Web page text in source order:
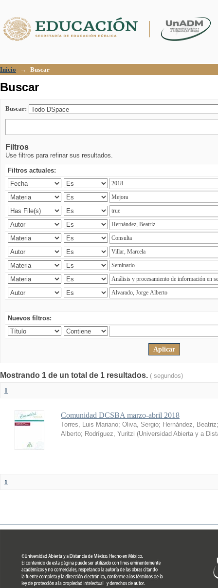
Inicio → Buscar
Buscar
Buscar:
Filtros
Use filtros para refinar sus resultados.
Filtros actuales:
Nuevos filtros:
Mostrando 1 de un total de 1 resultados. ( segundos)
1
Comunidad DCSBA marzo-abril 2018
Torres, Luis Mariano; Oliva, Sergio; Hernández, Beatriz
Alberto; Rodríguez, Yuritzi (Universidad Abierta y a
1